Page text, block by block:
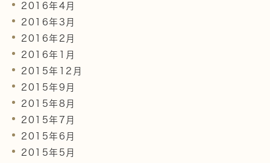
2016年4月
2016年3月
2016年2月
2016年1月
2015年12月
2015年9月
2015年8月
2015年7月
2015年6月
2015年5月